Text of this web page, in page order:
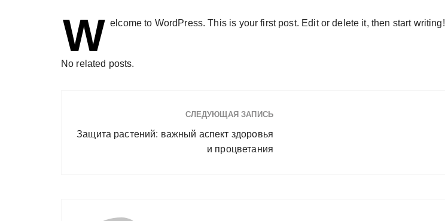
W elcome to WordPress. This is your first post. Edit or delete it, then start writing!
No related posts.
СЛЕДУЮЩАЯ ЗАПИСЬ
Защита растений: важный аспект здоровья
и процветания